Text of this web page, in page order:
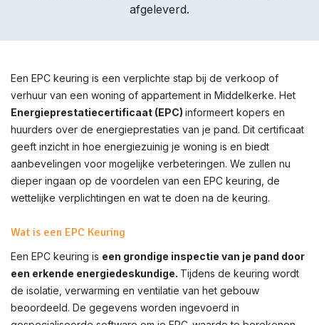
afgeleverd.
Een EPC keuring is een verplichte stap bij de verkoop of
verhuur van een woning of appartement in Middelkerke. Het
Energieprestatiecertificaat (EPC) informeert kopers en
huurders over de energieprestaties van je pand. Dit certificaat
geeft inzicht in hoe energiezuinig je woning is en biedt
aanbevelingen voor mogelijke verbeteringen. We zullen nu
dieper ingaan op de voordelen van een EPC keuring, de
wettelijke verplichtingen en wat te doen na de keuring.
Wat is een EPC Keuring
Een EPC keuring is een grondige inspectie van je pand door
een erkende energiedeskundige. Tijdens de keuring wordt
de isolatie, verwarming en ventilatie van het gebouw
beoordeeld. De gegevens worden ingevoerd in